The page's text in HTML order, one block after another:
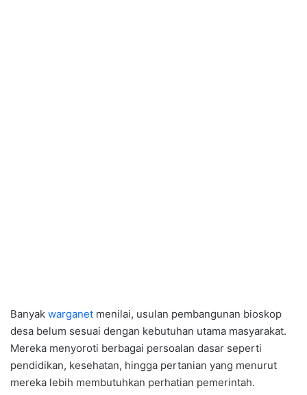
Banyak warganet menilai, usulan pembangunan bioskop
desa belum sesuai dengan kebutuhan utama masyarakat.
Mereka menyoroti berbagai persoalan dasar seperti
pendidikan, kesehatan, hingga pertanian yang menurut
mereka lebih membutuhkan perhatian pemerintah.